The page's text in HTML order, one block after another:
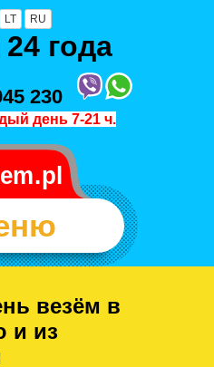
LT RU
года
230
день 7-21 ч.
везём в
и из